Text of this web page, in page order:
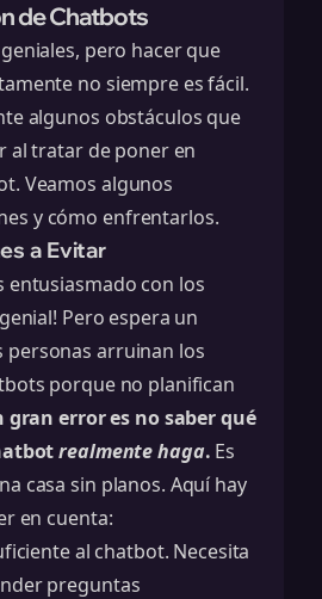
de Chatbots
pero hacer que
no siempre es fácil.
algunos obstáculos que
al tratar de poner en
Veamos algunos
y cómo enfrentarlos.
a Evitar
entusiasmado con los
Pero espera un
personas arruinan los
porque no planifican
gran error es no saber qué
realmente haga. Es
casa sin planos. Aquí hay
en cuenta:
al chatbot. Necesita
preguntas